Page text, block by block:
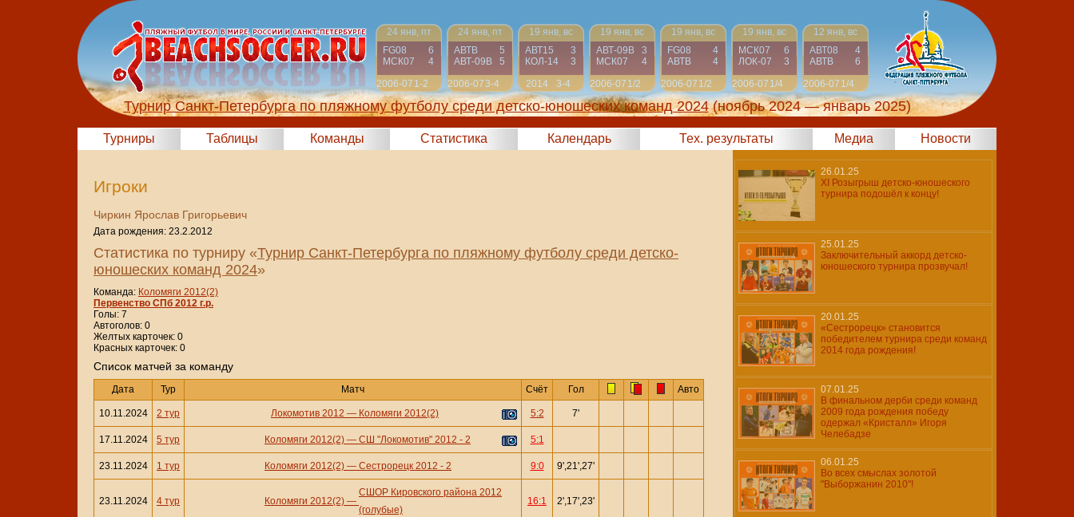
24 янв, пт
FG08
6
МСК07
4
2006-07 1-2
24 янв, пт
АВТВ
5
АВТ-09B
5
2006-073-4
19 янв, вс
АВТ15
3
КОЛ-14
3
2014
3-4
19 янв, вс
АВТ-09B
3
МСК07
4
2006-07 1/2
19 янв, вс
FG08
4
АВТВ
4
2006-07 1/2
19 янв, вс
МСК07
6
ЛОК-07
3
2006-07 1/4
12 янв, вс
АВТ08
4
АВТВ
6
2006-07 1/4
Турнир Санкт-Петербурга по пляжному футболу среди детско-юношеских команд 2024 (ноябрь 2024 — январь 2025)
Турниры Таблицы Команды Статистика Календарь Тех. результаты Медиа Новости
Игроки
Чиркин Ярослав Григорьевич
Дата рождения: 23.2.2012
Статистика по турниру «Турнир Санкт-Петербурга по пляжному футболу среди детско-
юношеских команд 2024»
Команда: Коломяги 2012(2)
Первенство СПб 2012 г.р.
Голы: 7
Автоголов: 0
Желтых карточек: 0
Красных карточек: 0
Cписок матчей за команду
Дата Тур Матч Счёт Гол Авто
10.11.2024 2 тур Локомотив 2012 — Коломяги 2012(2) 5:2 7'
17.11.2024 5 тур Коломяги 2012(2) — СШ "Локомотив" 2012 - 2 5:1
23.11.2024 1 тур Коломяги 2012(2) — Сестрорецк 2012 - 2 9:0 9',21',27'
23.11.2024 4 тур Коломяги 2012(2) —
СШОР Кировского района 2012
(голубые)
16:1 2',17',23'
26.01.25
XI Розыгрыш детско-юношеского
турнира подошёл к концу!
25.01.25
Заключительный аккорд детско-
юношеского турнира прозвучал!
20.01.25
«Сестрорецк» становится
победителем турнира среди команд
2014 года рождения!
07.01.25
В финальном дерби среди команд
2009 года рождения победу
одержал «Кристалл» Игоря
Челебадзе
06.01.25
Во всех смыслах золотой
"Выборжанин 2010"!